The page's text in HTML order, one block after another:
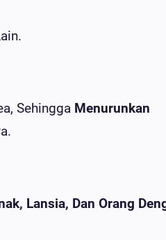
Sehingga Menurunkan
Lansia, Dan Orang